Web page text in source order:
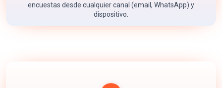
encuestas desde cualquier canal (email, WhatsApp) y
dispositivo.